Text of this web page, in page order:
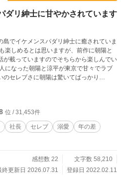
ダリ紳士に甘やかされています
でイケメンスパダリ紳士に癒されていま
楽しめるとは思いますが、前作に朝陽と
が載っていますのでそちらから楽しんでい
セレブさに朝陽は驚いてばっかり
ドキドキしっぱなしの朝陽の甘々イチ
ルが長かったので若干短くしました。
位 / 31,453件
社長 セレブ 溺愛
年の差
感想数 22
文字数 58,210
終更新日 2026.07.31
登録日 2022.02.11